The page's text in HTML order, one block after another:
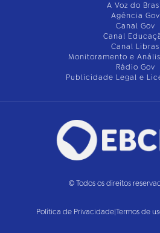
A Voz do
Agência Gov
Canal Gov
Canal
Canal Libras
Monitoramento e
Rádio Gov
Publicidade Legal e
© Todos os direitos
Política de Privacidade|Termos de